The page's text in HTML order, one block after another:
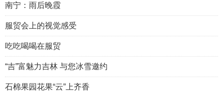
南宁：雨后晚霞
服贸会上的视觉感受
吃吃喝喝在服贸
“吉”富魅力吉林 与您冰雪邀约
石棉果园花果“云”上齐香